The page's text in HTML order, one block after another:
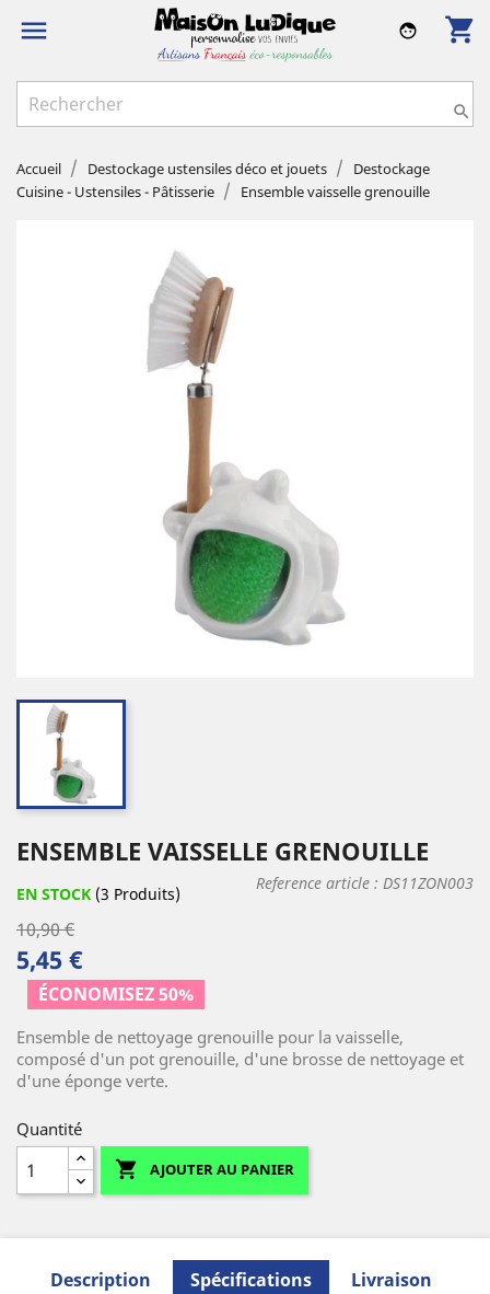
 shopping_cart
face

Accueil Destockage ustensiles déco et jouets
Destockage
Cuisine - Ustensiles - Pâtisserie
Ensemble vaisselle grenouille
ENSEMBLE VAISSELLE GRENOUILLE
EN STOCK (3 Produits)
Reference article : DS11ZON003
10,90 €
5,45 €
ÉCONOMISEZ 50%
Ensemble de nettoyage grenouille pour la vaisselle,
composé d'un pot grenouille, d'une brosse de nettoyage et
d'une éponge verte.
Quantité
 AJOUTER AU PANIER
Description Spécifications
Livraison